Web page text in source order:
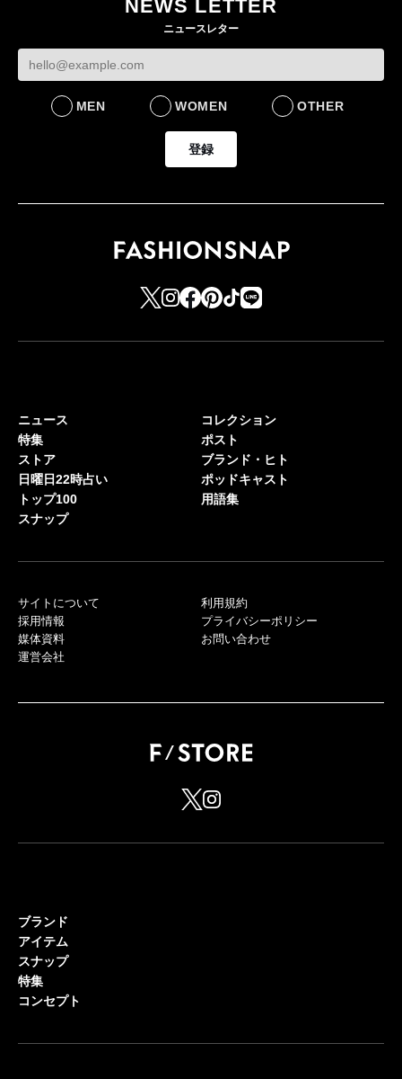
ケットなど7型を発売
FASHION
NEWS LETTER
ニュースレター
MEN WOMEN OTHER
登録
ニュース
特集
ストア
日曜日22時占い
トップ100
スナップ
コレクション
ポスト
ブランド・ヒト
ポッドキャスト
用語集
サイトについて
採用情報
媒体資料
運営会社
利用規約
プライバシーポリシー
お問い合わせ
ブランド
アイテム
スナップ
特集
コンセプト